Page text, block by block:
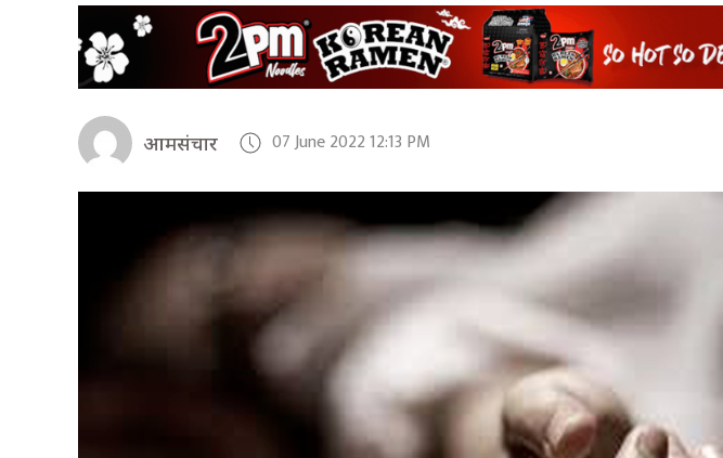
आमसंचार 07 June 2022 12:13 PM